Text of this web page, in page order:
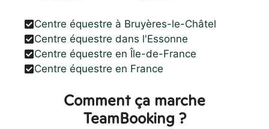
Centre équestre à Bruyères-le-Châtel
Centre équestre dans l'Essonne
Centre équestre en Île-de-France
Centre équestre en France
Comment ça marche
TeamBooking ?